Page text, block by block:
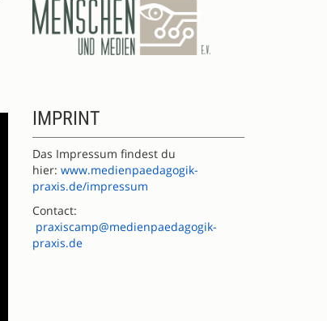
IMPRINT
Das Impressum findest du
hier: www.medienpaedagogik-
praxis.de/impressum
Contact:
praxiscamp@medienpaedagogik-
praxis.de